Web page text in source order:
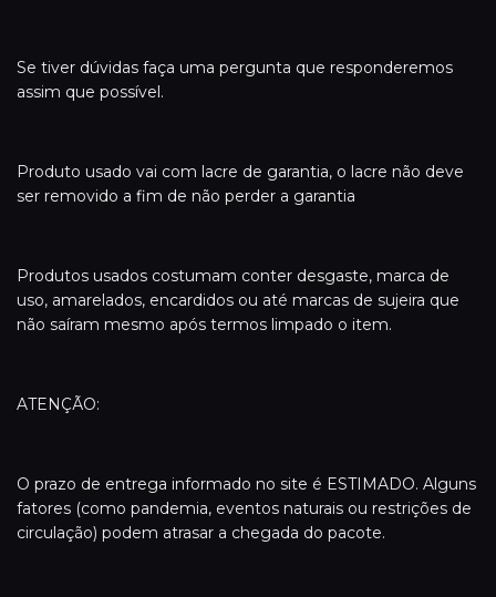
Se tiver dúvidas faça uma pergunta que responderemos
assim que possível.
Produto usado vai com lacre de garantia, o lacre não deve
ser removido a fim de não perder a garantia
Produtos usados costumam conter desgaste, marca de
uso, amarelados, encardidos ou até marcas de sujeira que
não saíram mesmo após termos limpado o item.
ATENÇÃO:
O prazo de entrega informado no site é ESTIMADO. Alguns
fatores (como pandemia, eventos naturais ou restrições de
circulação) podem atrasar a chegada do pacote.